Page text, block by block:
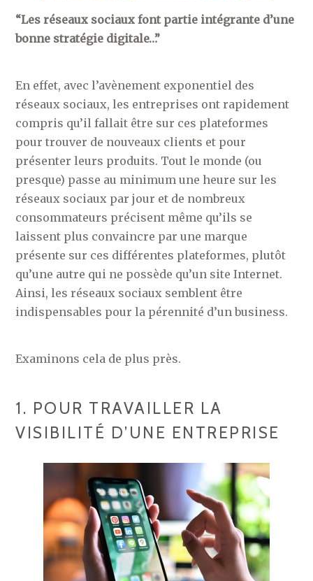
“Les réseaux sociaux font partie intégrante d’une
bonne stratégie digitale…”
En effet, avec l’avènement exponentiel des
réseaux sociaux, les entreprises ont rapidement
compris qu’il fallait être sur ces plateformes
pour trouver de nouveaux clients et pour
présenter leurs produits. Tout le monde (ou
presque) passe au minimum une heure sur les
réseaux sociaux par jour et de nombreux
consommateurs précisent même qu’ils se
laissent plus convaincre par une marque
présente sur ces différentes plateformes, plutôt
qu’une autre qui ne possède qu’un site Internet.
Ainsi, les réseaux sociaux semblent être
indispensables pour la pérennité d’un business.
Examinons cela de plus près.
1. POUR TRAVAILLER LA
VISIBILITÉ D’UNE ENTREPRISE